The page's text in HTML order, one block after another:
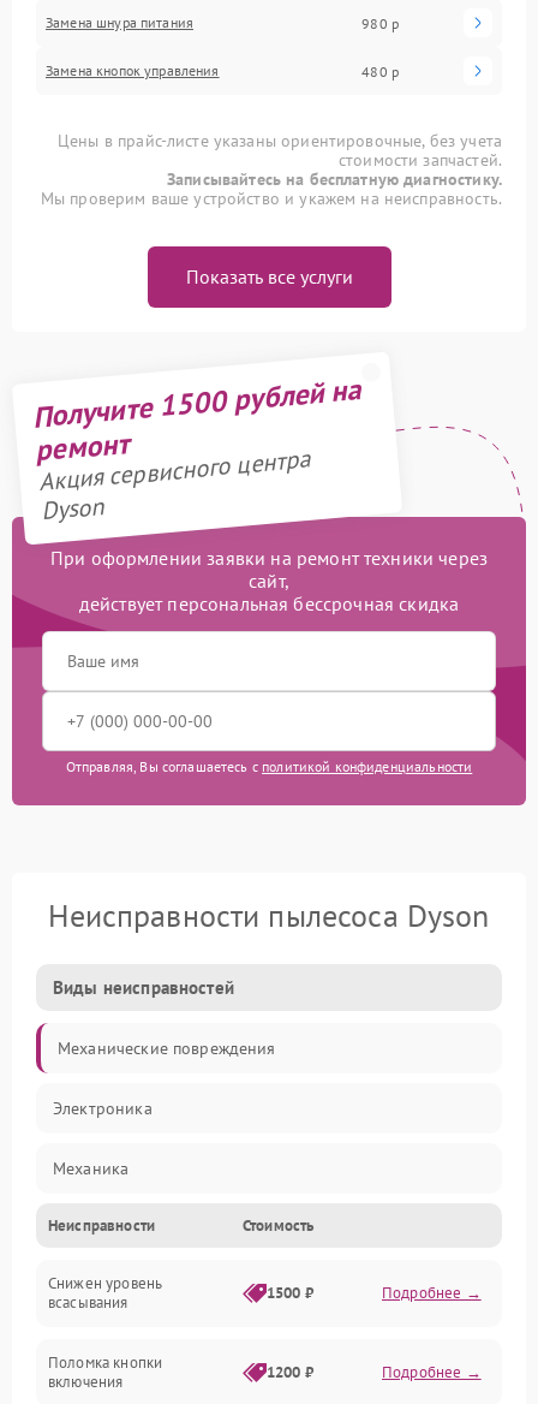
Замена шнура питания 980 р
Замена кнопок управления 480 р
Цены в прайс-листе указаны ориентировочные, без учета
стоимости запчастей.
Записывайтесь на бесплатную диагностику.
Мы проверим ваше устройство и укажем на неисправность.
Показать все услуги
Получите 1500 рублей на
ремонт
Акция сервисного центра
Dyson
При оформлении заявки на ремонт техники через
сайт,
действует персональная бессрочная скидка
Отправляя, Вы соглашаетесь с политикой конфиденциальности
Неисправности пылесоса Dyson
Виды неисправностей
Механические повреждения
Электроника
Механика
Электропитание
Всасывание
Неисправности Стоимость
Снижен уровень
всасывания
1500 ₽ Подробнее →
Поломка кнопки
включения
1200 ₽ Подробнее →